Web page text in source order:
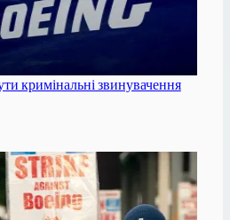
кримінальні звинувачення